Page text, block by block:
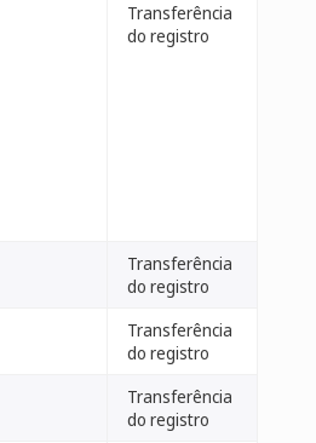
Transferência
do registro
Transferência
do registro
Transferência
do registro
Transferência
do registro